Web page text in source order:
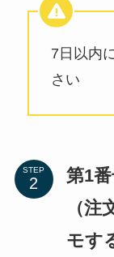
7日以内
さい
STEP
第1
（
モす